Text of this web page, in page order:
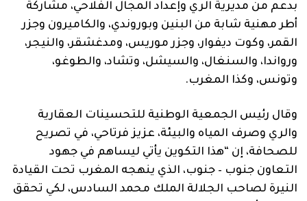
بدعم من مديرية الري وإعداد المجال الفلاحي، مشاركة
أطر مهنية شابة من البنين وبوروندي، والكاميرون وجزر
القمر، وكوت ديفوار، وجزر موريس، ومدغشقر، والنيجر،
ورواندا، والسنغال، والسيشل، وتشاد، والطوغو،
وتونس، وكذا المغرب.
وقال رئيس الجمعية الوطنية للتحسينات العقارية
والري وصرف المياه والبيئة، عزيز فرتاحي، في تصريح
للصحافة، إن “هذا التكوين يأتي ليساهم في جهود
التعاون جنوب – جنوب، الذي ينهجه المغرب تحت القيادة
النيرة لصاحب الجلالة الملك محمد السادس، لكي تحقق